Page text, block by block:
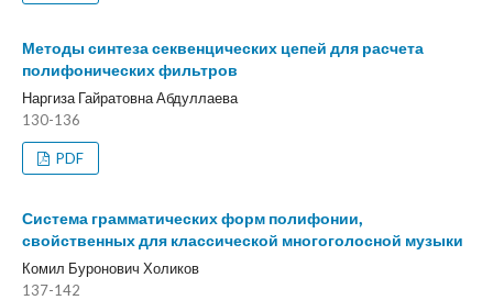
Методы синтеза секвенцических цепей для расчета
полифонических фильтров
Наргиза Гайратовна Абдуллаева
130-136
PDF
Система грамматических форм полифонии,
свойственных для классической многоголосной музыки
Комил Буронович Холиков
137-142